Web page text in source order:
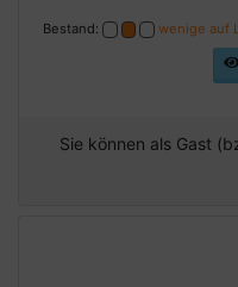
Bestand: wenige auf
Sie können als Gast